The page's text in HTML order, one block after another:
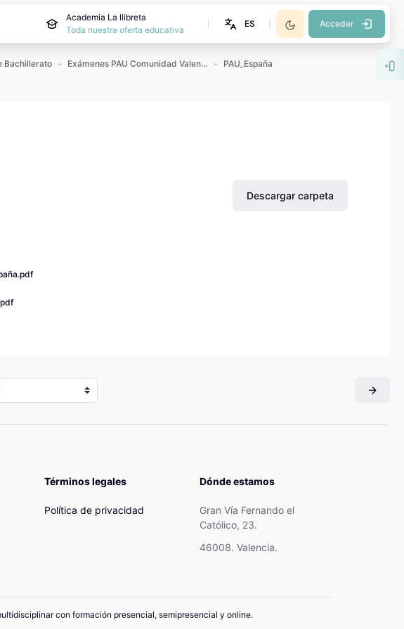
Academia La llibreta
Toda nuestra oferta educativa
ES Acceder
Bachillerato Exámenes PAU Comunidad Valenciana
PAU_España
Descargar carpeta
Términos legales
Política de privacidad
Dónde estamos
Gran Vía Fernando el
Católico, 23.
46008. Valencia.
con formación presencial, semipresencial y online.